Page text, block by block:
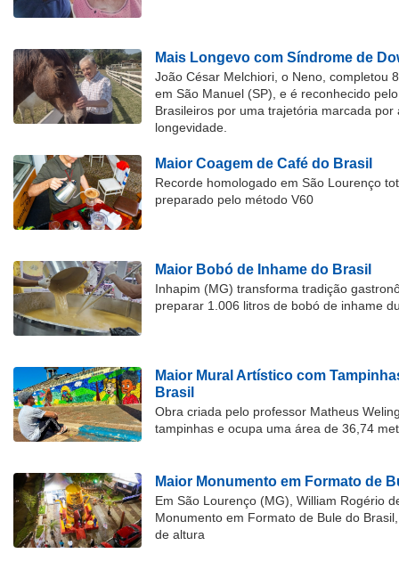
Mais Longevo com Síndrome de
João César Melchiori, o Neno, completou
em São Manuel (SP), e é reconhecido
Brasileiros por uma trajetória marcada por
longevidade.
Maior Coagem de Café do Brasil
Recorde homologado em São Lourenço
preparado pelo método V60
Maior Bobó de Inhame do Brasil
Inhapim (MG) transforma tradição
preparar 1.006 litros de bobó de inhame
Maior Mural Artístico com
Brasil
Obra criada pelo professor Matheus
tampinhas e ocupa uma área de 36,74
Maior Monumento em Formato de
Em São Lourenço (MG), William Rogério
Monumento em Formato de Bule do
de altura